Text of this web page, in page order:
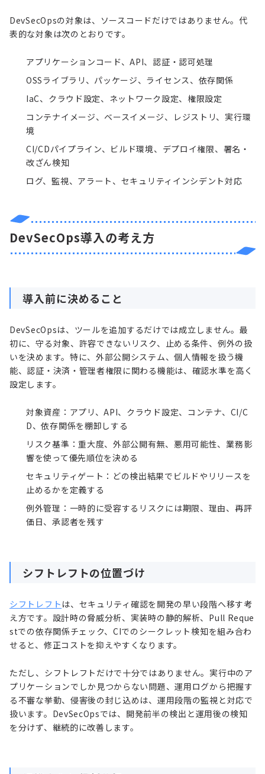
DevSecOpsの対象は、ソースコードだけではありません。代
表的な対象は次のとおりです。
アプリケーションコード、API、認証・認可処理
OSSライブラリ、パッケージ、ライセンス、依存関係
IaC、クラウド設定、ネットワーク設定、権限設定
コンテナイメージ、ベースイメージ、レジストリ、実行環
境
CI/CDパイプライン、ビルド環境、デプロイ権限、署名・
改ざん検知
ログ、監視、アラート、 セキュリティインシデント対応
DevSecOps導入の考え方
導入前に決めること
DevSecOpsは、ツールを追加するだけでは成立しません。最
初に、守る対象、許容できないリスク、止める条件、例外の扱
いを決めます。特に、外部公開システム、個人情報を扱う機
能、認証・決済・管理者権限に関わる機能は、確認水準を高く
設定します。
対象資産：アプリ、API、クラウド設定、コンテナ、CI/C
D、依存関係を棚卸しする
リスク基準：重大度、外部公開有無、悪用可能性、業務影
響を使って優先順位を決める
セキュリティゲート：どの検出結果でビルドやリリースを
止めるかを定義する
例外管理：一時的に受容するリスクには期限、理由、再評
価日、承認者を残す
シフトレフトの位置づけ
シフトレフト は、セキュリティ確認を開発の早い段階へ移す考
え方です。設計時の脅威分析、実装時の静的解析、Pull Reque
stでの依存関係チェック、CIでのシークレット検知を組み合わ
せると、修正コストを抑えやすくなります。
ただし、シフトレフトだけで十分ではありません。実行中のア
プリケーションでしか見つからない問題、運用ログから把握す
る不審な挙動、侵害後の封じ込めは、運用段階の監視と対応で
扱います。DevSecOpsでは、開発前半の検出と運用後の検知
を分けず、継続的に改善します。